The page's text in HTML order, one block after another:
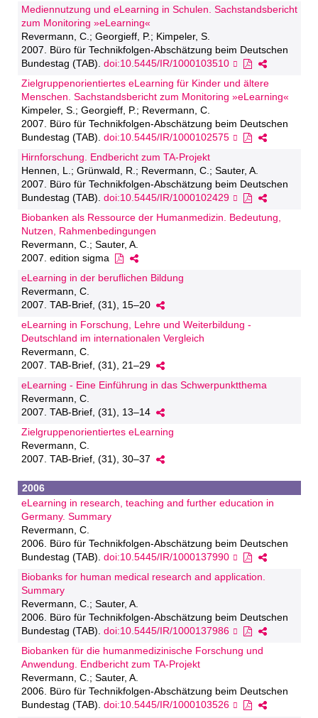
Mediennutzung und eLearning in Schulen. Sachstandsbericht
zum Monitoring »eLearning«
Revermann, C.; Georgieff, P.; Kimpeler, S.
2007. Büro für Technikfolgen-Abschätzung beim Deutschen
Bundestag (TAB). doi:10.5445/IR/1000103510
Zielgruppenorientiertes eLearning für Kinder und ältere
Menschen. Sachstandsbericht zum Monitoring »eLearning«
Kimpeler, S.; Georgieff, P.; Revermann, C.
2007. Büro für Technikfolgen-Abschätzung beim Deutschen
Bundestag (TAB). doi:10.5445/IR/1000102575
Hirnforschung. Endbericht zum TA-Projekt
Hennen, L.; Grünwald, R.; Revermann, C.; Sauter, A.
2007. Büro für Technikfolgen-Abschätzung beim Deutschen
Bundestag (TAB). doi:10.5445/IR/1000102429
Biobanken als Ressource der Humanmedizin. Bedeutung,
Nutzen, Rahmenbedingungen
Revermann, C.; Sauter, A.
2007. edition sigma
eLearning in der beruflichen Bildung
Revermann, C.
2007. TAB-Brief, (31), 15–20
eLearning in Forschung, Lehre und Weiterbildung -
Deutschland im internationalen Vergleich
Revermann, C.
2007. TAB-Brief, (31), 21–29
eLearning - Eine Einführung in das Schwerpunktthema
Revermann, C.
2007. TAB-Brief, (31), 13–14
Zielgruppenorientiertes eLearning
Revermann, C.
2007. TAB-Brief, (31), 30–37
2006
eLearning in research, teaching and further education in
Germany. Summary
Revermann, C.
2006. Büro für Technikfolgen-Abschätzung beim Deutschen
Bundestag (TAB). doi:10.5445/IR/1000137990
Biobanks for human medical research and application.
Summary
Revermann, C.; Sauter, A.
2006. Büro für Technikfolgen-Abschätzung beim Deutschen
Bundestag (TAB). doi:10.5445/IR/1000137986
Biobanken für die humanmedizinische Forschung und
Anwendung. Endbericht zum TA-Projekt
Revermann, C.; Sauter, A.
2006. Büro für Technikfolgen-Abschätzung beim Deutschen
Bundestag (TAB). doi:10.5445/IR/1000103526